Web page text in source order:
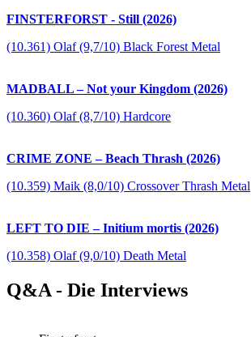
FINSTERFORST - Still (2026)
(10.361) Olaf (9,7/10) Black Forest Metal
MADBALL – Not your Kingdom (2026)
(10.360) Olaf (8,7/10) Hardcore
CRIME ZONE – Beach Thrash (2026)
(10.359) Maik (8,0/10) Crossover Thrash Metal
LEFT TO DIE – Initium mortis (2026)
(10.358) Olaf (9,0/10) Death Metal
Q&A - Die Interviews